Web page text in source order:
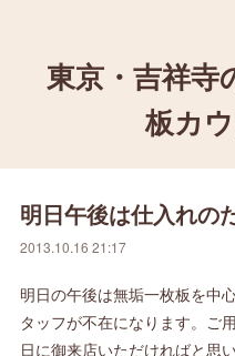
東京・吉祥寺
板カウ
明日午後は仕入れの
2013.10.16 21:17
明日の午後は無垢一枚板を中
タッフが不在になります。ご
日に御来店いただければと思